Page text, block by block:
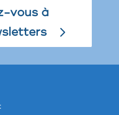
vous à